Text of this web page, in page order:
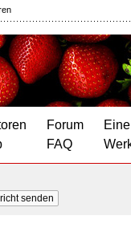
Forum
FAQ
senden